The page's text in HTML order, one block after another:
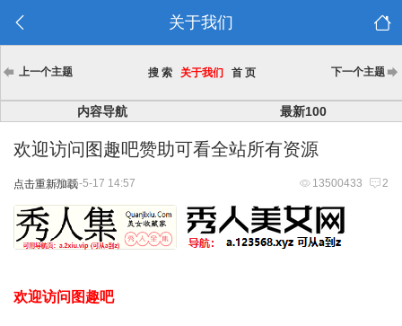
关于我们
上一个主题 搜 索 关于我们 首 页 下一个主题
内容导航 最新100
欢迎访问图趣吧赞助可看全站所有资源
点击重新加载 13500433 2
2025-5-17 14:57
欢迎访问图趣吧